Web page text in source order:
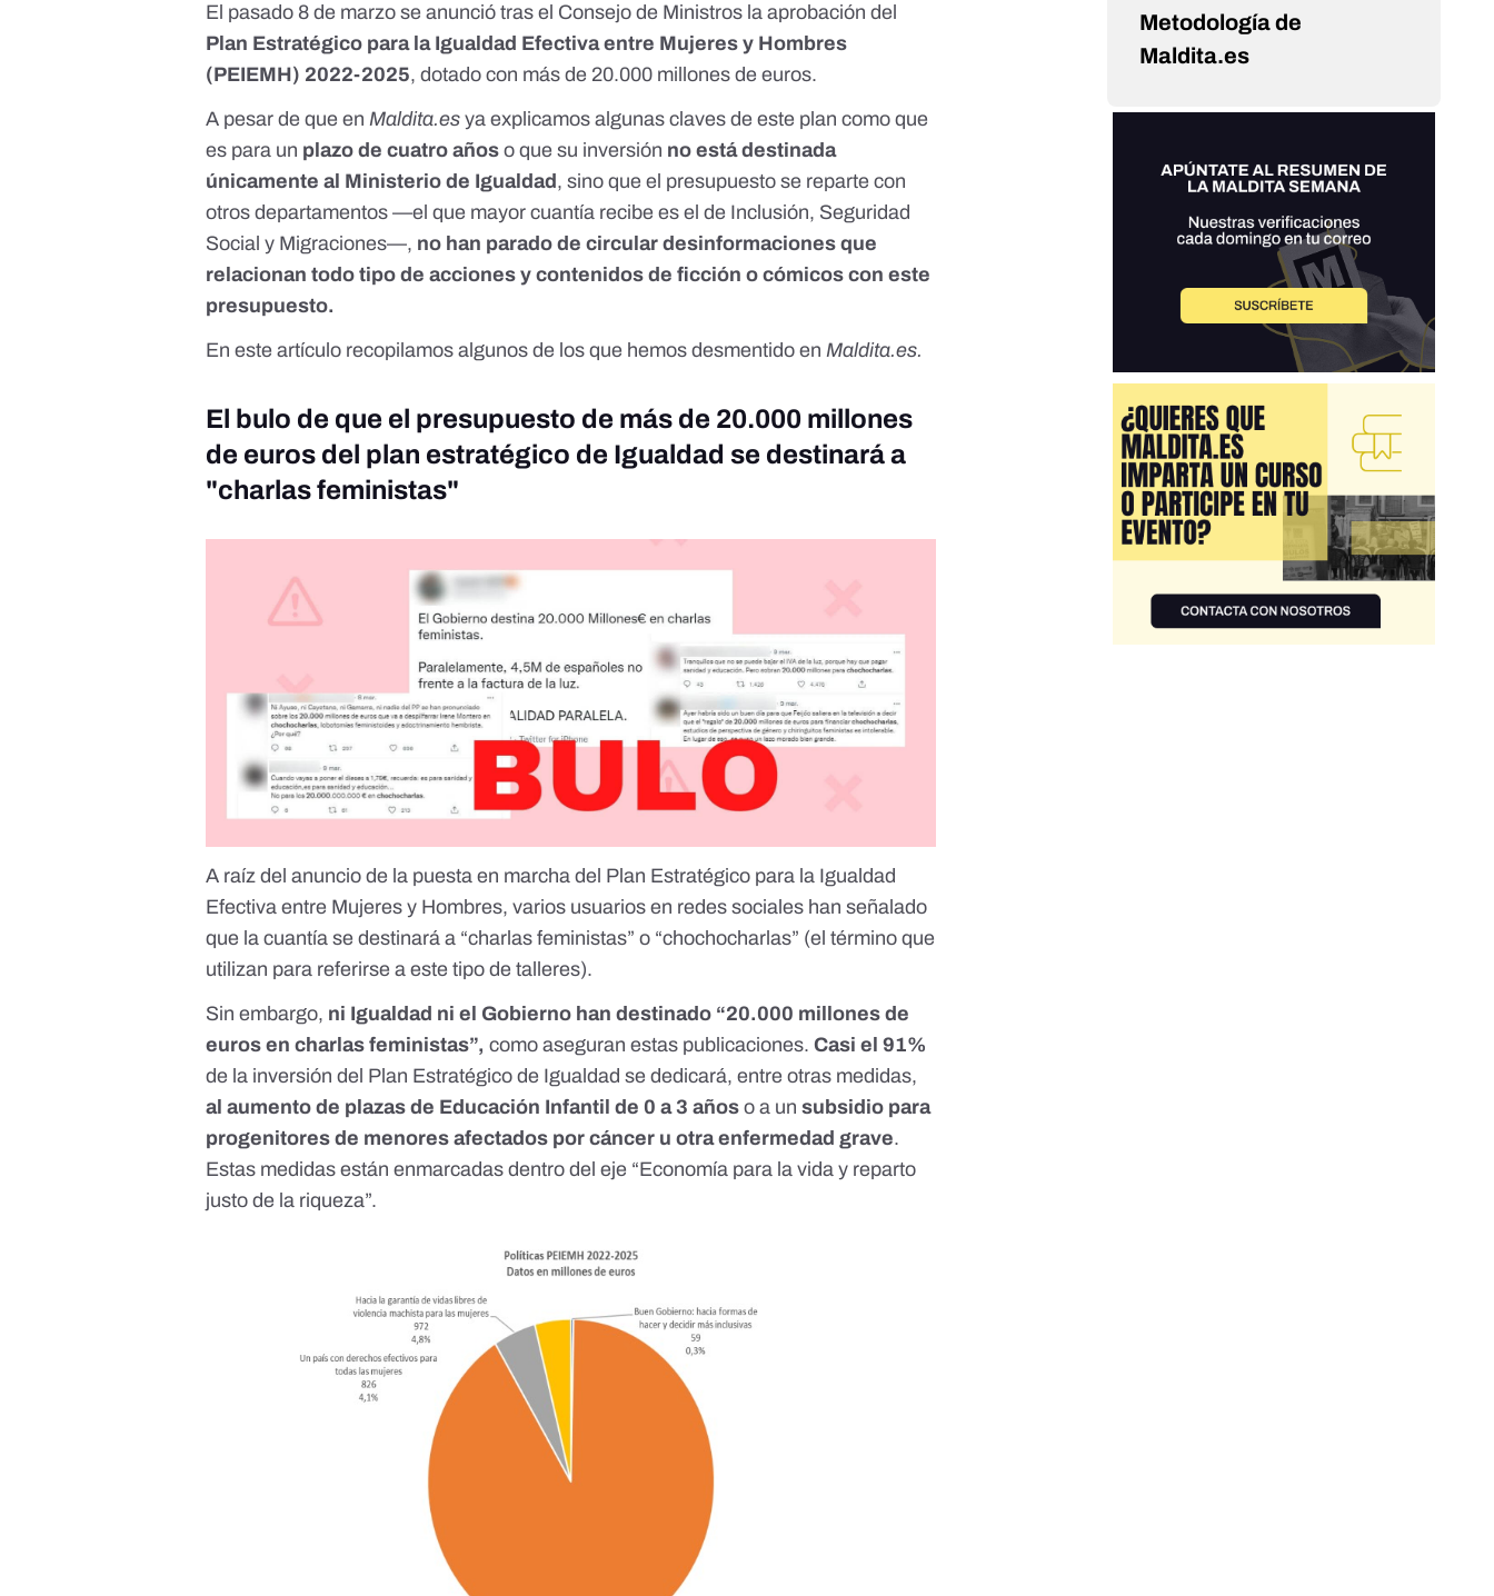
El pasado 8 de marzo se anunció trasel Consejo de Ministros la aprobación del
Plan Estratégico para la Igualdad Efectiva entre Mujeres y Hombres
(PEIEMH) 2022-2025, dotado con más de 20.000 millones de euros.
A pesar de queenMaldita.es ya explicamos algunas claves de este plan como que
es para un plazo de cuatro años o que su inversión no está destinada
únicamente al Ministerio de Igualdad , sino que el presupuesto se reparte con
otros departamentos —el que mayor cuantía recibe es el de Inclusión, Seguridad
Social y Migraciones—, no han parado de circular desinformaciones que
relacionan todo tipo de acciones y contenidos de ficción o cómicos con este
presupuesto.
En este artículo recopilamos algunos de los que hemos desmentido en Maldita.es.
El bulo de que el presupuesto de más de 20.000 millones
de euros del plan estratégico de Igualdad se destinará a
"charlas feministas"
A raíz del anuncio de la puesta en marcha del Plan Estratégico para la Igualdad
Efectiva entre Mujeres y Hombres, varios usuarios en redes sociales han señalado
que la cuantía se destinará a “charlas feministas” o “chochocharlas” (el término que
utilizan para referirse a este tipo de talleres).
Sin embargo, ni Igualdad ni el Gobierno han destinado “20.000 millones de
euros en charlas feministas”,como aseguran estas publicaciones.Casi el 91%
de la inversión del Plan Estratégico de Igualdad se dedicará, entre otras medidas,
al aumento de plazas de Educación Infantil de 0 a 3 añoso a unsubsidio para
progenitores de menores afectados por cáncer u otra enfermedad grave.
Estas medidas están enmarcadas dentro del eje “Economía para la vida y reparto
justo de la riqueza”.
Metodología de
Maldita.es